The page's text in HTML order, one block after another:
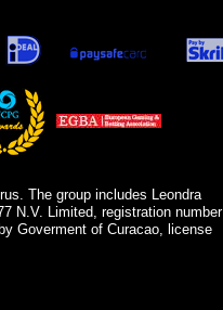
The group includes Leondra
N.V. Limited, registration number
Goverment of Curacao, license